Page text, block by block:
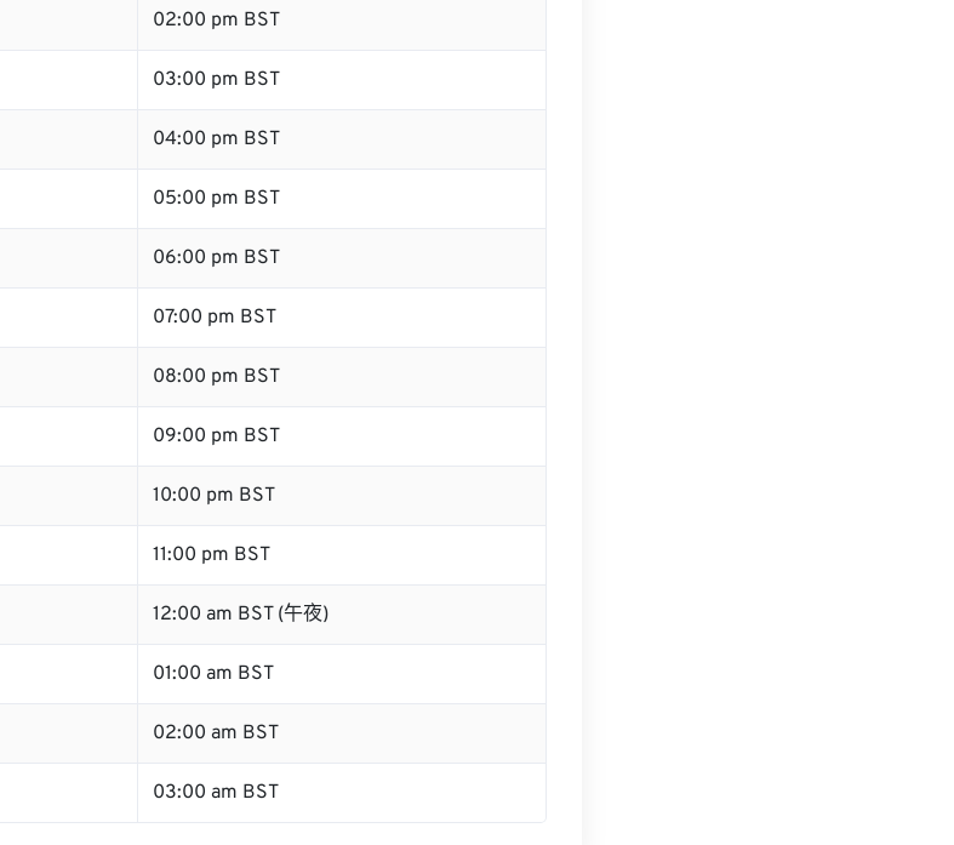
02:00 pm BST
03:00 pm BST
04:00 pm BST
05:00 pm BST
06:00 pm BST
07:00 pm BST
08:00 pm BST
09:00 pm BST
10:00 pm BST
11:00 pm BST
12:00 am BST (午夜)
01:00 am BST
02:00 am BST
03:00 am BST